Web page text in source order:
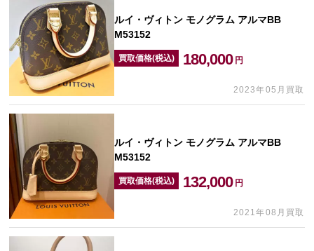
ルイ・ヴィトン モノグラム アルマBB
M53152
買取価格(税込) 180,000 円
2023年05月買取
ルイ・ヴィトン モノグラム アルマBB
M53152
買取価格(税込) 132,000 円
2021年08月買取